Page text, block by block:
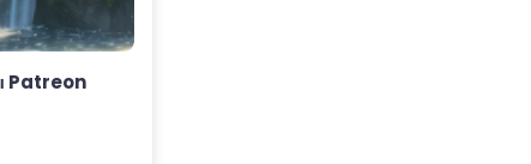
Patreon